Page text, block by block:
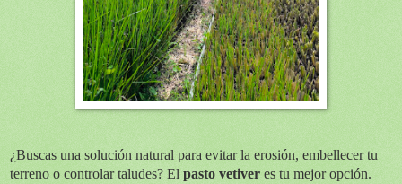
¿Buscas una solución natural para evitar la erosión, embellecer tu
terreno o controlar taludes? El pasto vetiver es tu mejor opción.